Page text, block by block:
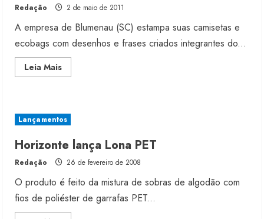
Redação 2 de maio de 2011
A empresa de Blumenau (SC) estampa suas camisetas e
ecobags com desenhos e frases criados integrantes do...
Leia MaisRead
more
parceria
com
plásticos
Lançamentos
Horizonte lança Lona PET
Redação 26 de fevereiro de 2008
O produto é feito da mistura de sobras de algodão com
fios de poliéster de garrafas PET...
3
Renata Caixeta assume Movimento
Sou de Algodão
5 de agosto de 2026